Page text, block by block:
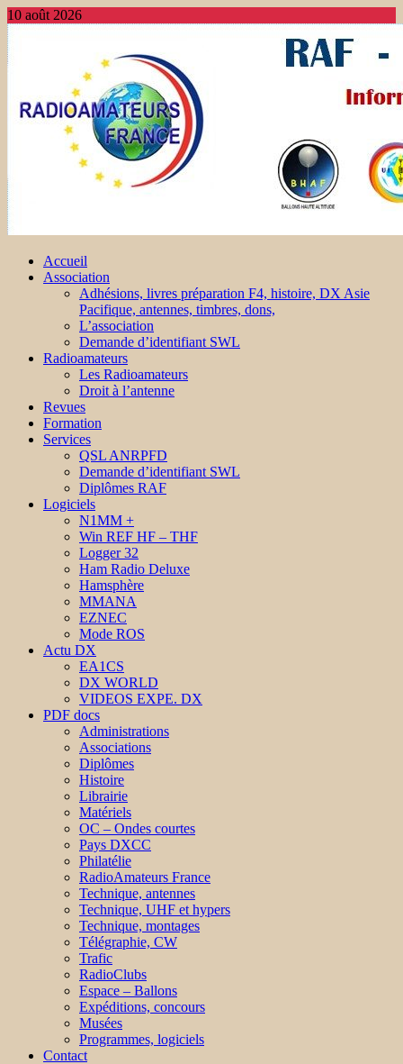
10 août 2026
Accueil
Association
Adhésions, livres préparation F4, histoire, DX Asie
Pacifique, antennes, timbres, dons,
L’association
Demande d’identifiant SWL
Radioamateurs
Les Radioamateurs
Droit à l’antenne
Revues
Formation
Services
QSL ANRPFD
Demande d’identifiant SWL
Diplômes RAF
Logiciels
N1MM +
Win REF HF – THF
Logger 32
Ham Radio Deluxe
Hamsphère
MMANA
EZNEC
Mode ROS
Actu DX
EA1CS
DX WORLD
VIDEOS EXPE. DX
PDF docs
Administrations
Associations
Diplômes
Histoire
Librairie
Matériels
OC – Ondes courtes
Pays DXCC
Philatélie
RadioAmateurs France
Technique, antennes
Technique, UHF et hypers
Technique, montages
Télégraphie, CW
Trafic
RadioClubs
Espace – Ballons
Expéditions, concours
Musées
Programmes, logiciels
Contact